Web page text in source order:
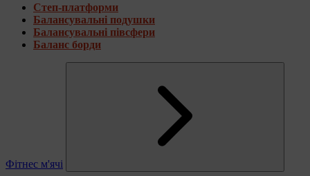
Степ-платформи
Балансувальні подушки
Балансувальні півсфери
Баланс борди
Фітнес м'ячі